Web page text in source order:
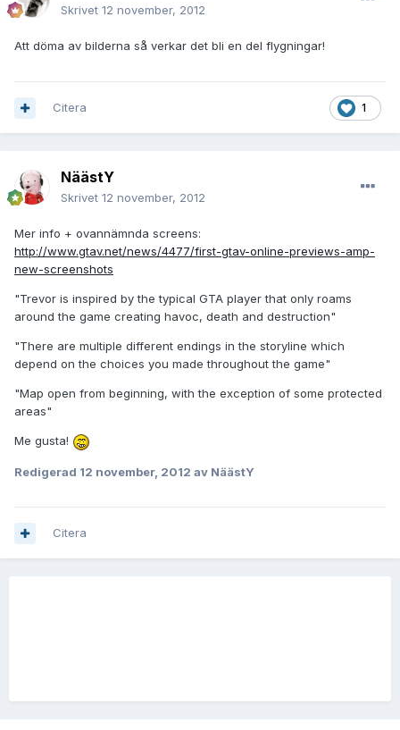
Skrivet 12 november, 2012
Att döma av bilderna så verkar det bli en del flygningar!
1
Citera
NäästY
Skrivet 12 november, 2012
Mer info + ovannämnda screens:
http://www.gtav.net/news/4477/first-gtav-online-previews-amp-
new-screenshots
"Trevor is inspired by the typical GTA player that only roams
around the game creating havoc, death and destruction"
"There are multiple different endings in the storyline which
depend on the choices you made throughout the game"
"Map open from beginning, with the exception of some protected
areas"
Me gusta!
Redigerad 12 november, 2012 av NäästY
Citera